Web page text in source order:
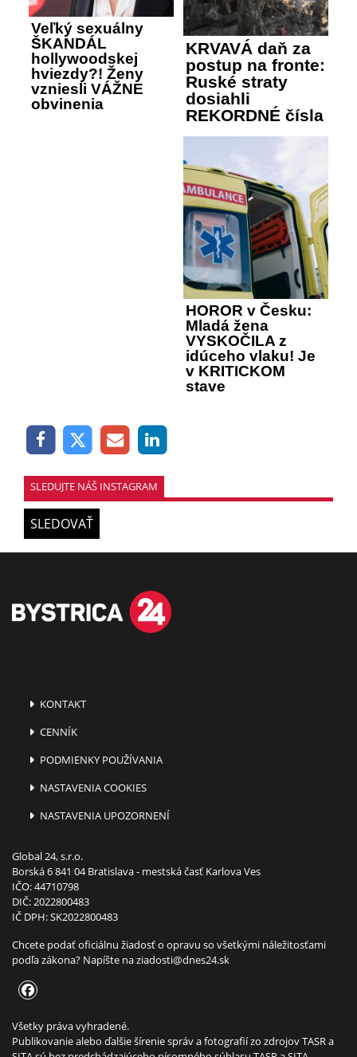
Veľký sexuálny
ŠKANDÁL
hollywoodskej
hviezdy?! Ženy
vzniesli VÁŽNE
obvinenia
KRVAVÁ daň za
postup na fronte:
Ruské straty
dosiahli
REKORDNÉ čísla
HOROR v Česku:
Mladá žena
VYSKOČILA z
idúceho vlaku! Je
v KRITICKOM
stave
SLEDUJTE NÁŠ INSTAGRAM
SLEDOVAŤ
KONTAKT
CENNÍK
PODMIENKY POUŽÍVANIA
NASTAVENIA COOKIES
NASTAVENIA UPOZORNENÍ
Global 24, s.r.o.
Borská 6 841 04 Bratislava - mestská časť Karlova Ves
IČO: 44710798
DIČ: 2022800483
IČ DPH: SK2022800483
Chcete podať oficiálnu žiadosť o opravu so všetkými náležitosťami
podľa zákona? Napíšte naziadosti@dnes24.sk
Všetky práva vyhradené.
Publikovanie alebo ďalšie šírenie správ a fotografií zo zdrojov TASR a